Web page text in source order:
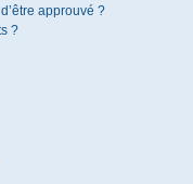
approuvé ?
?